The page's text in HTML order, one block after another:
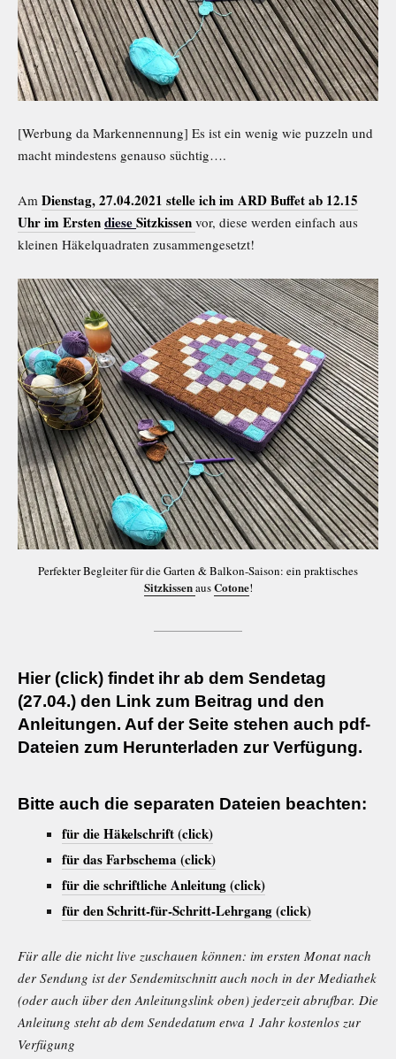
[Werbung da Markennennung] Es ist ein wenig wie puzzeln und
macht mindestens genauso süchtig….
Am Dienstag, 27.04.2021 stelle ich im ARD Buffet ab 12.15
Uhr im ErstendieseSitzkissen vor, diese werden einfach aus
kleinen Häkelquadraten zusammengesetzt!
Perfekter Begleiter für die Garten & Balkon-Saison: ein praktisches
SitzkissenausCotone!
Hier (click) findet ihr ab dem Sendetag
(27.04.) den Link zum Beitrag und den
Anleitungen. Auf der Seite stehen auch pdf-
Dateien zum Herunterladen zur Verfügung.
Bitte auch die separaten Dateien beachten:
für die Häkelschrift (click)
für das Farbschema (click)
für die schriftliche Anleitung (click)
für den Schritt-für-Schritt-Lehrgang (click)
Für alle die nicht live zuschauen können: im ersten Monat nach
der Sendung ist der Sendemitschnitt auch noch in der Mediathek
(oder auch über den Anleitungslink oben) jederzeit abrufbar. Die
Anleitung steht ab dem Sendedatum etwa 1 Jahr kostenlos zur
Verfügung